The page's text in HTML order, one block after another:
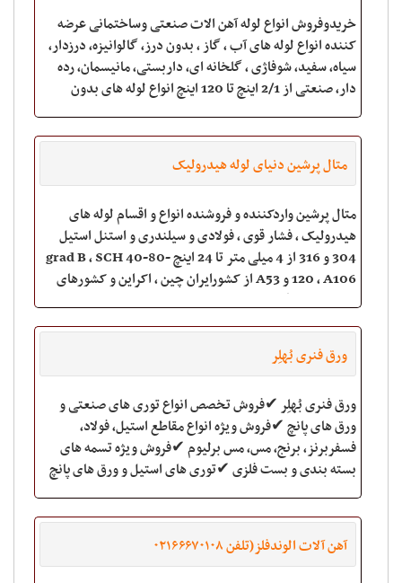
خریدوفروش انواع لوله آهن الات صنعتی وساختمانی عرضه
کننده انواع لوله های آب ، گاز ، بدون درز، گالوانیزه، درزدار،
سیاه، سفید، شوفاژی ، گلخانه ای، داربستی، مانیسمان، رده
دار، صنعتی از 2/1 اینچ تا 120 اینچ انواع لوله های بدون
متال پرشین دنیای لوله هیدرولیک
متال پرشین واردکننده و فروشنده انواع و اقسام لوله های
هیدرولیک ، فشار قوی ، فولادی و سیلندری و استنل استیل
304 و 316 از 4 میلی متر تا 24 اینچ grad B ، SCH 40-80-
120 ، A106 و A53 از کشورایران چین ، اکراین و کشورهای
اروپایی و با رنگهای طلایی ، س
ورق فنری بُهلِر
ورق فنری بُهلِر ✔فروش تخصص انواع توری های صنعتی و
ورق های پانچ ✔فروش ویژه انواع مقاطع استیل، فولاد،
فسفربرنز، برنج، مس، مس برلیوم ✔فروش ویژه تسمه های
بسته بندی و بست فلزی ✔توری های استیل و ورق های پانچ
آهن آلات الوندفلز(تلفن ۰۲۱۶۶۶۷۰۱۰۸